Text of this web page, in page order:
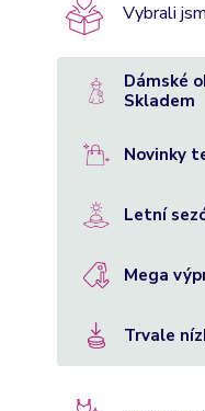
Vybrali
Dámské
Skladem
Novinky
Letní
Mega
Trvale